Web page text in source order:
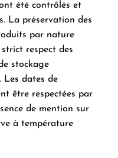
été contrôlés et
La préservation des
par nature
respect des
stockage
Les dates de
être respectées par
de mention sur
à température